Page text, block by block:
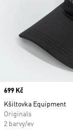
Price
699 Kč
Kšiltovka Equipment
Originals
2 barvy/ev